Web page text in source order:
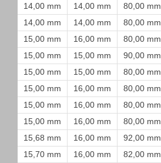
14,00 mm
14,00 mm 80,00 mm
14,00 mm
14,00 mm 80,00 mm
15,00 mm
16,00 mm 80,00 mm
15,00 mm
15,00 mm 90,00 mm
15,00 mm
15,00 mm 80,00 mm
15,00 mm
16,00 mm 80,00 mm
15,00 mm
16,00 mm 80,00 mm
15,00 mm
16,00 mm 80,00 mm
15,68 mm
16,00 mm 92,00 mm
15,70 mm
16,00 mm 82,00 mm